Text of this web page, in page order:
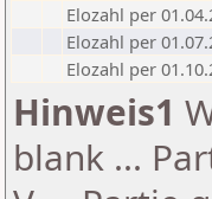
Elozahl per
Elozahl per
Elozahl per
Hinweis1
blank ...